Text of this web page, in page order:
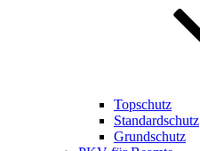
Topschutz
Standardschutz
Grundschutz